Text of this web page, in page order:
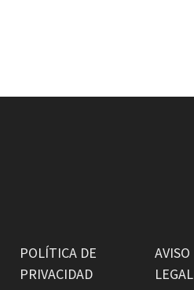
POLÍTICA DE
PRIVACIDAD
AVISO
LEGAL